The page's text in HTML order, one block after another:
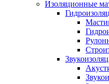
Изоляционные